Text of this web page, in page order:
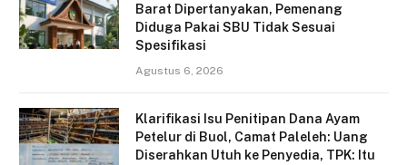
Barat Dipertanyakan, Pemenang
Diduga Pakai SBU Tidak Sesuai
Spesifikasi
Agustus 6, 2026
Klarifikasi Isu Penitipan Dana Ayam
Petelur di Buol, Camat Paleleh: Uang
Diserahkan Utuh ke Penyedia, TPK: Itu